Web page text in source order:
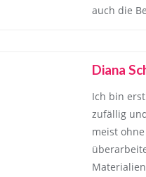
auch die
Diana
Ich bin
zufällig
meist